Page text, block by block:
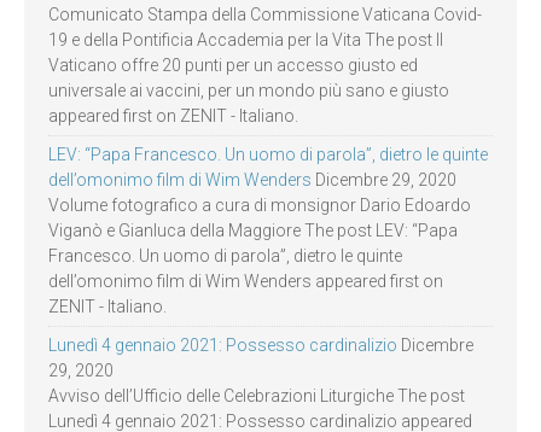
Comunicato Stampa della Commissione Vaticana Covid-
19 e della Pontificia Accademia per la Vita The post Il
Vaticano offre 20 punti per un accesso giusto ed
universale ai vaccini, per un mondo più sano e giusto
appeared first on ZENIT - Italiano.
LEV: “Papa Francesco. Un uomo di parola”, dietro le quinte
dell’omonimo film di Wim Wenders Dicembre 29, 2020
Volume fotografico a cura di monsignor Dario Edoardo
Viganò e Gianluca della Maggiore The post LEV: “Papa
Francesco. Un uomo di parola”, dietro le quinte
dell’omonimo film di Wim Wenders appeared first on
ZENIT - Italiano.
Lunedì 4 gennaio 2021: Possesso cardinalizio Dicembre
29, 2020
Avviso dell’Ufficio delle Celebrazioni Liturgiche The post
Lunedì 4 gennaio 2021: Possesso cardinalizio appeared